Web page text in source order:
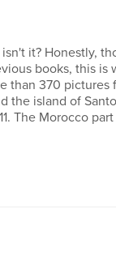
it? Honestly,
books, this is
than 370 pictures
the island of
The Morocco